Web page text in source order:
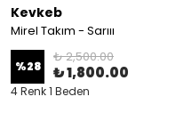
Kevkeb
Mirel Takım - Sarııı
%28
₺ 2,500.00
₺ 1,800.00
4 Renk 1 Beden